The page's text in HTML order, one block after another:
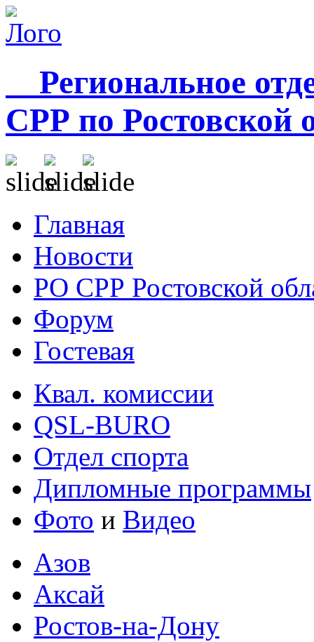
Региональное
СРР по Ростовской
Главная
Новости
РО СРР Ростовской
Форум
Гостевая
Квал. комиссии
QSL-BURO
Отдел спорта
Дипломные программы
Фото и Видео
Азов
Аксай
Ростов-на-Дону